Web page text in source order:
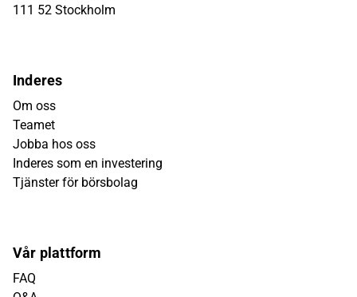
111 52 Stockholm
Inderes
Om oss
Teamet
Jobba hos oss
Inderes som en investering
Tjänster för börsbolag
Vår plattform
FAQ